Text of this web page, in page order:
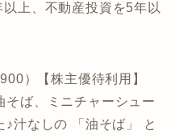
上、不動産投資を5年以
）【株主優待利用】
そば、ミニチャーシュー
汁なしの 「油そば」 と